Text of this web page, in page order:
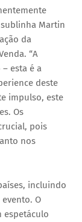
Martin
da
“A
esta é a
deste
impulso, este
Os
pois
nos
incluindo
O
espetáculo